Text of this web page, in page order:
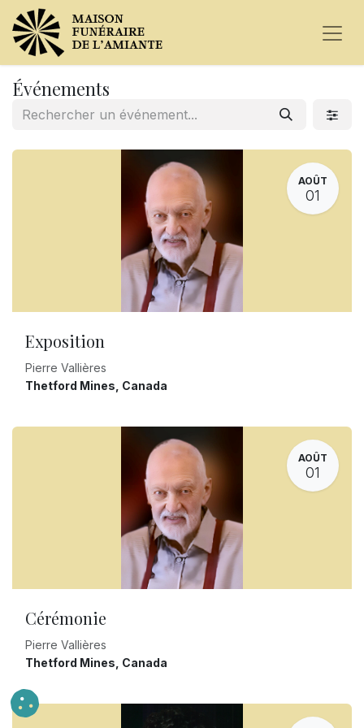
Événements
AOÛT
01
Exposition
Pierre Vallières
Thetford Mines Canada
AOÛT
01
Cérémonie
Pierre Vallières
Thetford Mines Canada